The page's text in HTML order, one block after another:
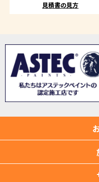
見積書の見方